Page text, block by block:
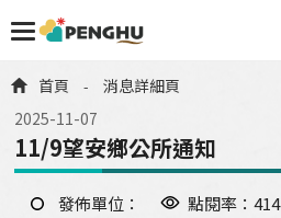
首頁 -
消息詳細頁
2025-11-07
11/9望安鄉公所通知
發佈單位： 點閱率：414